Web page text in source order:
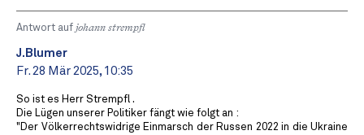
Antwort auf johann strempfl
J.Blumer
Fr. 28 Mär 2025, 10:35
So ist es Herr Strempfl .
Die Lügen unserer Politiker fängt wie folgt an :
"Der Völkerrechtswidrige Einmarsch der Russen 2022 in die Ukraine